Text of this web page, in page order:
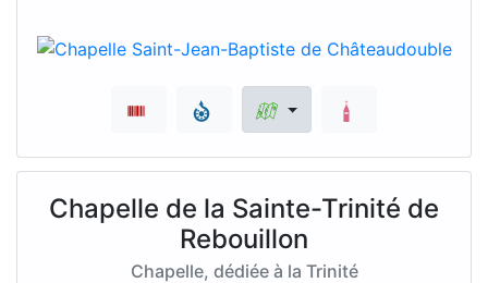
Chapelle de la Sainte-Trinité de
Rebouillon
Chapelle, dédiée à la Trinité